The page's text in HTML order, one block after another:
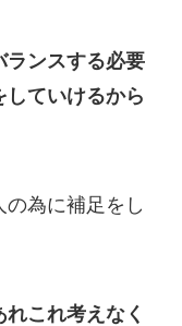
ランスする必要
していけるから
の為に補足をし
これ考えなく